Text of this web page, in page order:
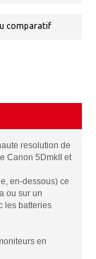
comparatif
resolution de
Canon 5DmkII et
en-dessous) ce
ou sur un
les batteries
en